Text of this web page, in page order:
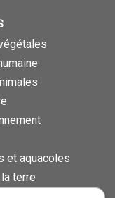
et aquacoles
terre